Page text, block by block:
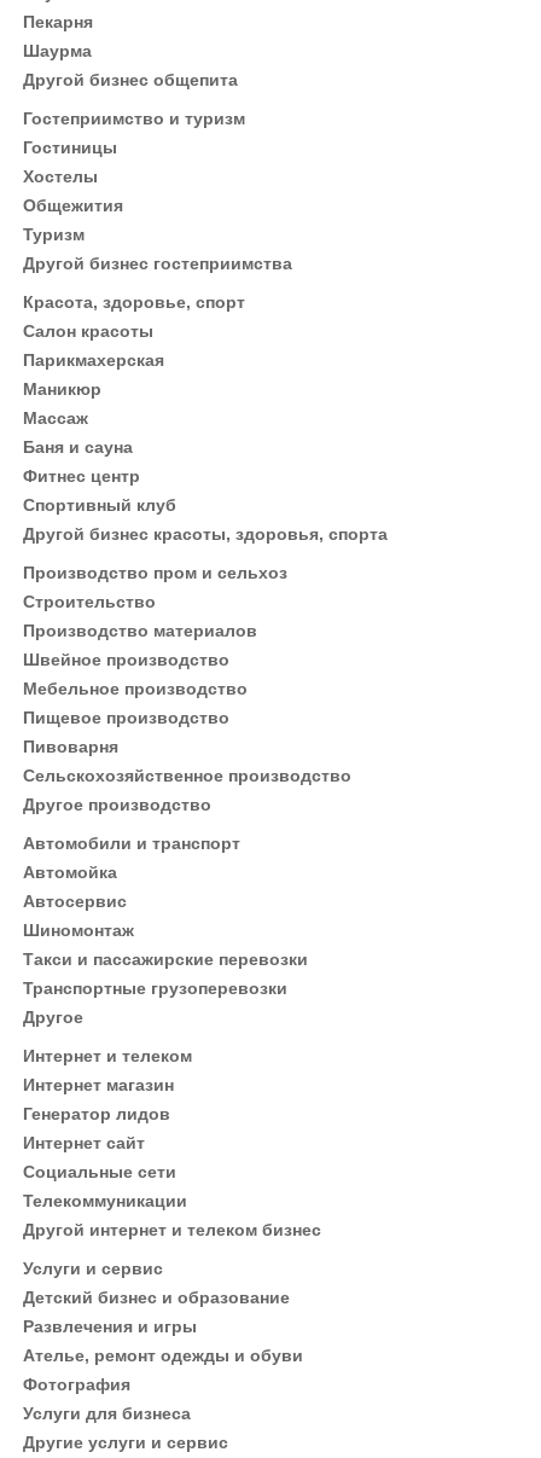
Пекарня
Шаурма
Другой бизнес общепита
Гостеприимство и туризм
Гостиницы
Хостелы
Общежития
Туризм
Другой бизнес гостеприимства
Красота, здоровье, спорт
Салон красоты
Парикмахерская
Маникюр
Массаж
Баня и сауна
Фитнес центр
Спортивный клуб
Другой бизнес красоты, здоровья, спорта
Производство пром и сельхоз
Строительство
Производство материалов
Швейное производство
Мебельное производство
Пищевое производство
Пивоварня
Сельскохозяйственное производство
Другое производство
Автомобили и транспорт
Автомойка
Автосервис
Шиномонтаж
Такси и пассажирские перевозки
Транспортные грузоперевозки
Другое
Интернет и телеком
Интернет магазин
Генератор лидов
Интернет сайт
Социальные сети
Телекоммуникации
Другой интернет и телеком бизнес
Услуги и сервис
Детский бизнес и образование
Развлечения и игры
Ателье, ремонт одежды и обуви
Фотография
Услуги для бизнеса
Другие услуги и сервис